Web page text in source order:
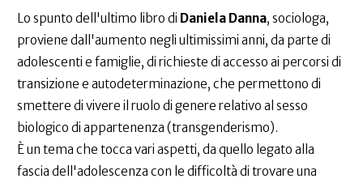
Lo spunto dell'ultimo libro di Daniela Danna, sociologa,
proviene dall'aumento negli ultimissimi anni, da parte di
adolescenti e famiglie, di richieste di accesso ai percorsi di
transizione e autodeterminazione, che permettono di
smettere di vivere il ruolo di genere relativo al sesso
biologico di appartenenza (transgenderismo).
È un tema che tocca vari aspetti, da quello legato alla
fascia dell'adolescenza con le difficoltà di trovare una